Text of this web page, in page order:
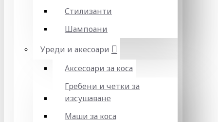
Стилизанти
Шампоани
Уреди и акесоари
Аксесоари за коса
Гребени и четки за
изсушаване
Маши за коса